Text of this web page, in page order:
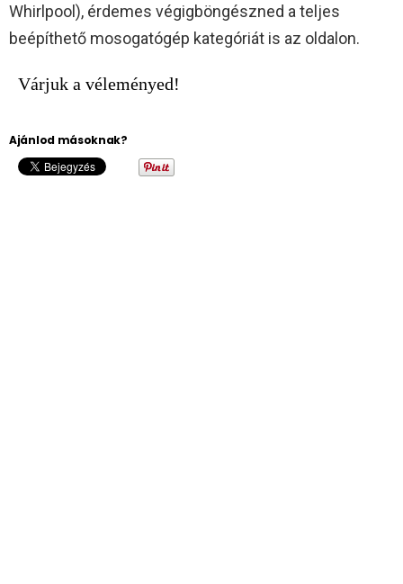
Whirlpool), érdemes végigböngészned a teljes
beépíthető mosogatógép kategóriát is az oldalon.
Várjuk a véleményed!
Ajánlod másoknak?